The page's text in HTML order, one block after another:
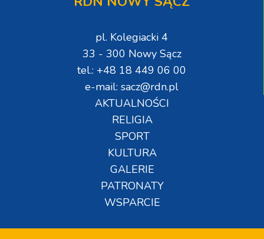
pl. Kolegiacki 4
33 - 300 Nowy Sącz
tel.: +48 18 449 06 00
e-mail: sacz@rdn.pl
AKTUALNOŚCI
RELIGIA
SPORT
KULTURA
GALERIE
PATRONATY
WSPARCIE